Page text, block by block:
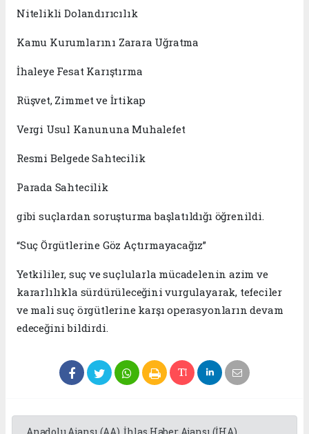
Nitelikli Dolandırıcılık
Kamu Kurumlarını Zarara Uğratma
İhaleye Fesat Karıştırma
Rüşvet, Zimmet ve İrtikap
Vergi Usul Kanununa Muhalefet
Resmi Belgede Sahtecilik
Parada Sahtecilik
gibi suçlardan soruşturma başlatıldığı öğrenildi.
“Suç Örgütlerine Göz Açtırmayacağız”
Yetkililer, suç ve suçlularla mücadelenin azim ve
kararlılıkla sürdürüleceğini vurgulayarak, tefeciler
ve mali suç örgütlerine karşı operasyonların devam
edeceğini bildirdi.
Anadolu Ajansı (AA), İhlas Haber Ajansı (İHA),